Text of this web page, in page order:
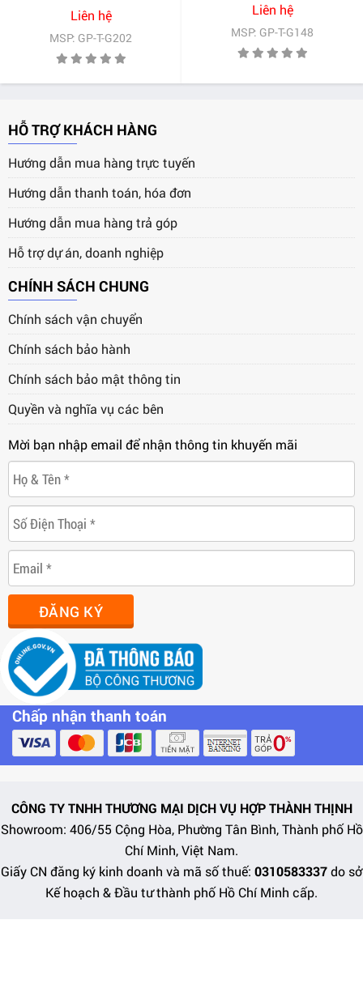
Liên hệ
MSP: GP-T-G202
Liên hệ
MSP: GP-T-G148
HỖ TRỢ KHÁCH HÀNG
Hướng dẫn mua hàng trực tuyến
Hướng dẫn thanh toán, hóa đơn
Hướng dẫn mua hàng trả góp
Hỗ trợ dự án, doanh nghiệp
CHÍNH SÁCH CHUNG
Chính sách vận chuyển
Chính sách bảo hành
Chính sách bảo mật thông tin
Quyền và nghĩa vụ các bên
Mời bạn nhập email để nhận thông tin khuyến mãi
ĐĂNG KÝ
Chấp nhận thanh toán
CÔNG TY TNHH THƯƠNG MẠI DỊCH VỤ HỢP THÀNH THỊNH
Showroom: 406/55 Cộng Hòa, Phường Tân Bình, Thành phố Hồ
Chí Minh, Việt Nam.
Giấy CN đăng ký kinh doanh và mã số thuế: 0310583337do sở
Kế hoạch & Đầu tư thành phố Hồ Chí Minh cấp.